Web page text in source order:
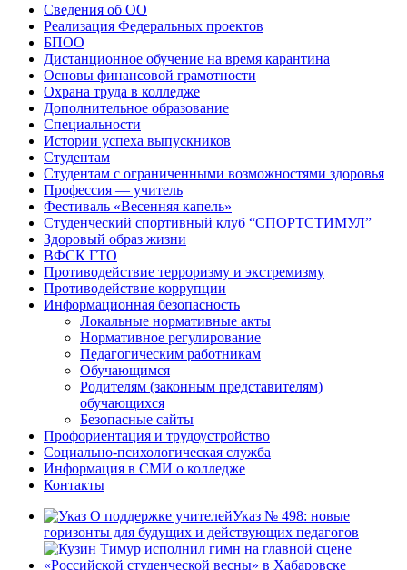
Сведения об ОО
Реализация Федеральных проектов
БПОО
Дистанционное обучение на время карантина
Основы финансовой грамотности
Охрана труда в колледже
Дополнительное образование
Специальности
Истории успеха выпускников
Студентам
Студентам с ограниченными возможностями здоровья
Профессия — учитель
Фестиваль «Весенняя капель»
Студенческий спортивный клуб “СПОРТСТИМУЛ”
Здоровый образ жизни
ВФСК ГТО
Противодействие терроризму и экстремизму
Противодействие коррупции
Информационная безопасность
Локальные нормативные акты
Нормативное регулирование
Педагогическим работникам
Обучающимся
Родителям (законным представителям)
обучающихся
Безопасные сайты
Профориентация и трудоустройство
Социально-психологическая служба
Информация в СМИ о колледже
Контакты
Указ № 498: новые
горизонты для будущих и действующих педагогов